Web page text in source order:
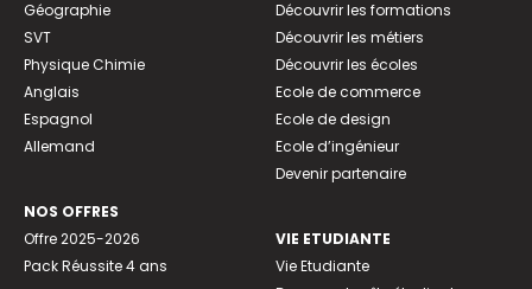
Géographie
SVT
Physique Chimie
Anglais
Espagnol
Allemand
NOS OFFRES
Offre 2025-2026
Pack Réussite 4 ans
Découvrir les formations
Découvrir les métiers
Découvrir les écoles
Ecole de commerce
Ecole de design
Ecole d’ingénieur
Devenir partenaire
VIE ETUDIANTE
Vie Etudiante